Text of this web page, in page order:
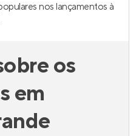
nos lançamentos à
os
em